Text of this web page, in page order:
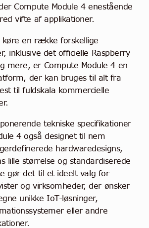
Compute Module 4 enestående
vifte af applikationer.
køre en række forskellige
inklusive det officielle Raspberry
mere, er Compute Module 4 en
der kan bruges til alt fra
til fuldskala kommercielle
tekniske specifikationer
4 også designet til nem
hardwaredesigns,
lille størrelse og standardiserede
gør det til et ideelt valg for
og virksomheder, der ønsker
unikke IoT-løsninger,
eller andre